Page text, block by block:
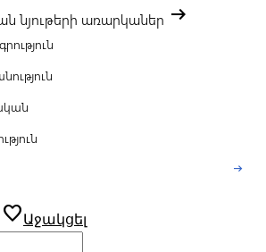
նյութերի առարկաներ arrow_right_alt
arrow_right_alt
favoriteԱջակցել